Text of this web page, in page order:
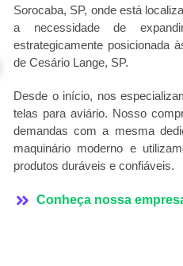
Sorocaba, SP, onde está
a necessidade de
estrategicamente posicionada
de Cesário Lange, SP.
Desde o início, nos
telas para aviário. Nosso
demandas com a mesma
maquinário moderno e
produtos duráveis e confiáveis.
Conheça nossa